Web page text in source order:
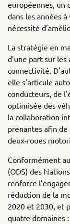
européennes, un
dans les années
nécessité
La stratégie en
d'une part sur les
connectivité.
elle s'articule
conducteurs, de
optimisée des
la collaboration
prenantes afin de
deux-roues
Conformément
(ODS) des
renforce
réduction de la
2020 et 2030, et
quatre domaines :